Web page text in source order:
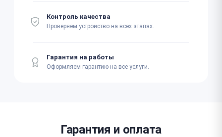
Контроль качества
Проверяем устройство на всех этапах.
Гарантия на работы
Оформляем гарантию на все услуги.
Гарантия и оплата